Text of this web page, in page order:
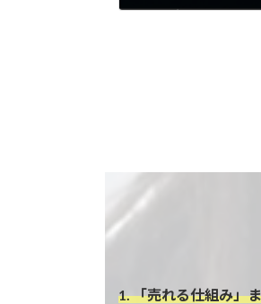
2026年3月8日
1. 「売れる仕組み」